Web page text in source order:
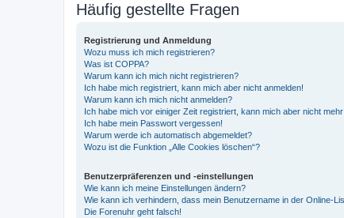
Häufig gestellte Fragen
Registrierung und Anmeldung
Wozu muss ich mich registrieren?
Was ist COPPA?
Warum kann ich mich nicht registrieren?
Ich habe mich registriert, kann mich aber nicht anmelden!
Warum kann ich mich nicht anmelden?
Ich habe mich vor einiger Zeit registriert, kann mich aber nicht
Ich habe mein Passwort vergessen!
Warum werde ich automatisch abgemeldet?
Wozu ist die Funktion „Alle Cookies löschen“?
Benutzerpräferenzen und -einstellungen
Wie kann ich meine Einstellungen ändern?
Wie kann ich verhindern, dass mein Benutzername in der Online-
Die Forenuhr geht falsch!